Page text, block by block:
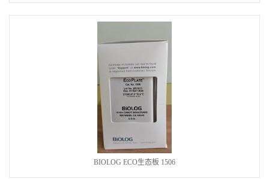
BIOLOG ECO生态板 1506